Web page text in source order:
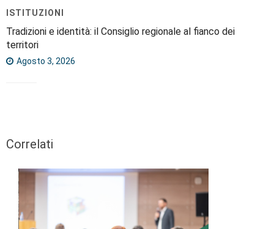
ISTITUZIONI
Tradizioni e identità: il Consiglio regionale al fianco dei
territori
Agosto 3, 2026
Correlati